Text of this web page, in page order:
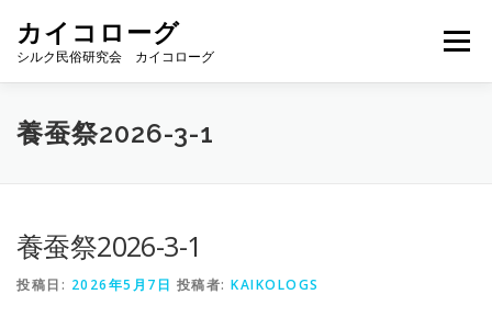
カイコローグ
シルク民俗研究会 カイコローグ
メニュー
カイコローグの歩み
養蚕祭2026-3-1
養蚕祭2026-3-1
投稿日: 2026年5月7日 投稿者: KAIKOLOGS